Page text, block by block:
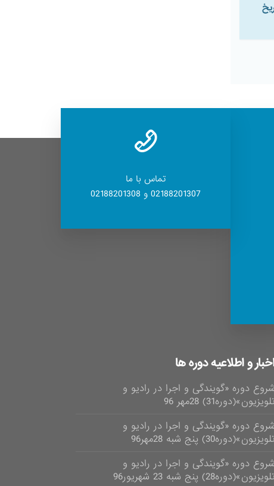
تماس با ما
02188201307 و 02188201308
و اطلاعیه دوره ها
شروع دوره «گویندگی و اجرا در رادیو و
تلویزیون»(دوره31) 28مهر 96
شروع دوره «گویندگی و اجرا در رادیو و
تلویزیون»(دوره30) پنج شبه 28مهر96
شروع دوره «گویندگی و اجرا در رادیو و
تلویزیون»(دوره28) پنج شبه 23 شهریور96